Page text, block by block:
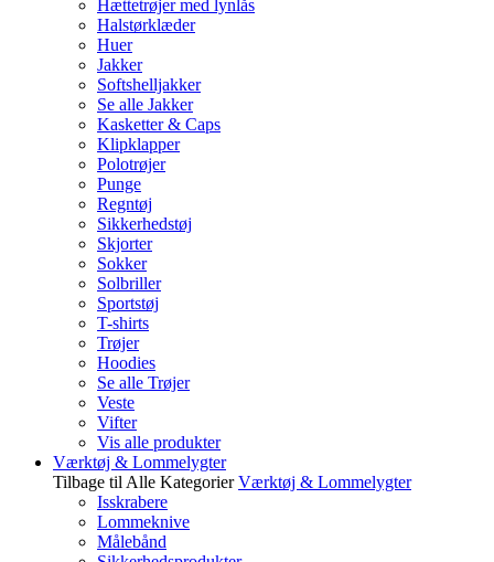
Hættetrøjer med lynlås
Halstørklæder
Huer
Jakker
Softshelljakker
Se alle Jakker
Kasketter & Caps
Klipklapper
Polotrøjer
Punge
Regntøj
Sikkerhedstøj
Skjorter
Sokker
Solbriller
Sportstøj
T-shirts
Trøjer
Hoodies
Se alle Trøjer
Veste
Vifter
Vis alle produkter
Værktøj & Lommelygter
Tilbage til Alle Kategorier Værktøj & Lommelygter
Isskrabere
Lommeknive
Målebånd